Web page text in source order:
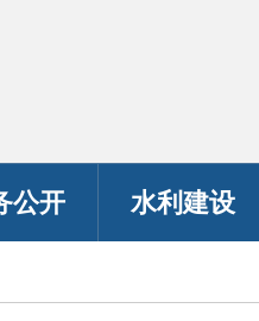
公开 水利建设